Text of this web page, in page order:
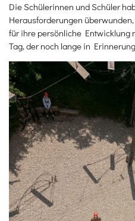
Die Schülerinnen und Schüler
Herausforderungen
für ihre persönliche Entwicklung
Tag, der noch lange in